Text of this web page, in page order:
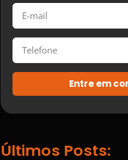
Entre em
Últimos Posts: